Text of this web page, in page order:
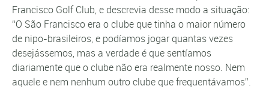
Francisco Golf Club, e descrevia desse modo a situação:
“O São Francisco era o clube que tinha o maior número
de nipo-brasileiros, e podíamos jogar quantas vezes
desejássemos, mas a verdade é que sentíamos
diariamente que o clube não era realmente nosso. Nem
aquele e nem nenhum outro clube que frequentávamos”.